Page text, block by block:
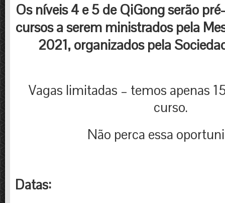
Os níveis 4 e 5 de QiGong serão
cursos a serem ministrados pela
2021, organizados pela
Vagas limitadas – temos apenas
curso.
Não perca essa
Datas: